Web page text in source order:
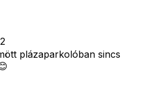
plázaparkolóban sincs